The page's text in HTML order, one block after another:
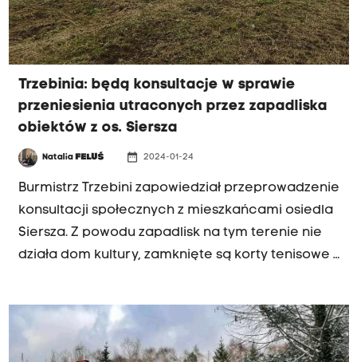
Trzebinia: będą konsultacje w sprawie
przeniesienia utraconych przez zapadliska
obiektów z os. Siersza
Natalia FELUŚ date_range 2024-01-24
Burmistrz Trzebini zapowiedział przeprowadzenie
konsultacji społecznych z mieszkańcami osiedla
Siersza. Z powodu zapadlisk na tym terenie nie
działa dom kultury, zamknięte są korty tenisowe i
mogłyby się znaleźć na ponad
dwudziestohektarowej działce, którą jesienią